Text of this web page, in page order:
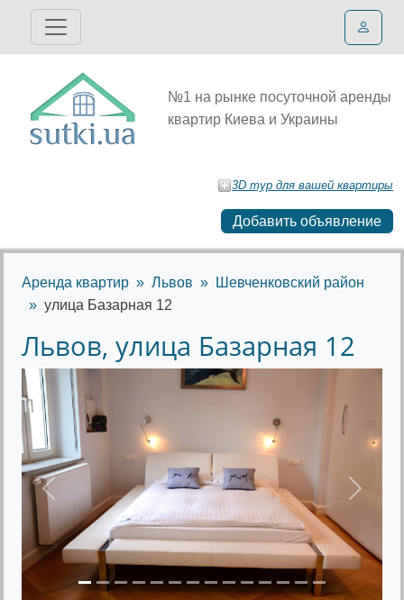
№1 на рынке посуточной аренды
квартир Киева и Украины
3D тур для вашей квартиры
Добавить объявление
Аренда квартир Львов
Шевченковский район
улица Базарная 12
Львов, улица Базарная 12
Предыдущее